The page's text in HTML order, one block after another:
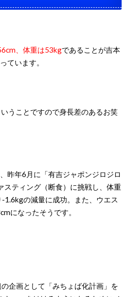
、体重は53kgであることが吉本
ています。
うことですので身長差のあるお笑
昨年6月に「有吉ジャポンジロジロ
スティング（断食）に挑戦し、体重
の減量に成功。また、ウエス
になったそうです。
企画として「みちょば化計画」を